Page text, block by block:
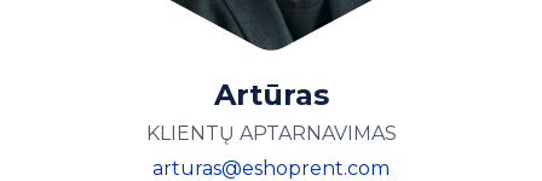
Artūras
KLIENTŲ APTARNAVIMAS
arturas@eshoprent.com